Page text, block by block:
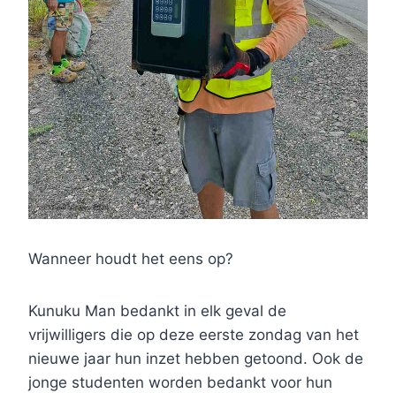
Wanneer houdt het eens op?
Kunuku Man bedankt in elk geval de
vrijwilligers die op deze eerste zondag van het
nieuwe jaar hun inzet hebben getoond. Ook de
jonge studenten worden bedankt voor hun